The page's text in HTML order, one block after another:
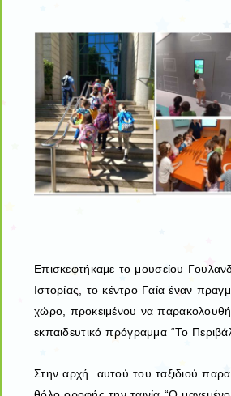
Επισκεφτήκαμε το μουσείου
Ιστορίας, το κέντρο Γαία έναν
χώρο, προκειμένου να
εκπαιδευτικό πρόγραμμα “Το
Στην αρχή αυτού του ταξιδιού